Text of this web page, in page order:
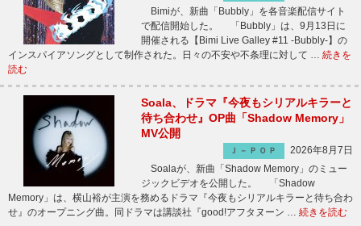
Bimiが、新曲「Bubbly」を各音楽配信サイト
で配信開始した。 「Bubbly」は、9月13日に
開催される【Bimi Live Galley #11 -Bubbly-】の
インスパイアソングとして制作された。日々の不安や不条理に対して … 続きを
読む
Soala、ドラマ『今夜もシリアルキラーと
待ち合わせ』OP曲「Shadow Memory」
MV公開
Ｊ－ＰＯＰ
2026年8月7日
Soalaが、新曲「Shadow Memory」のミュー
ジックビデオを公開した。 「Shadow
Memory」は、横山裕が主演を務めるドラマ『今夜もシリアルキラーと待ち合わ
せ』のオープニング曲。同ドラマは講談社『good!アフタヌーン … 続きを読む